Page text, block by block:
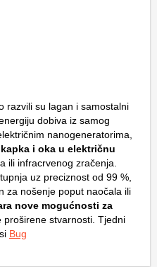
razvili su lagan i samostalni
dobiva iz samog
nanogeneratorima,
i oka u električnu
ili infracrvenog zračenja.
uz preciznost od 99 %,
za nošenje poput naočala ili
nove mogućnosti za
proširene stvarnosti. Tjedni
Bug